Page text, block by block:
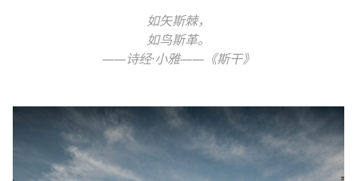
如矢斯棘，
如鸟斯革。
——诗经·小雅——《斯干》